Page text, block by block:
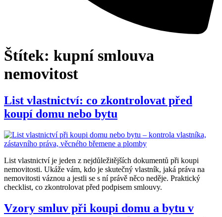
Štítek: kupní smlouva
nemovitost
List vlastnictví: co zkontrolovat před
koupí domu nebo bytu
List vlastnictví je jeden z nejdůležitějších dokumentů při koupi
nemovitosti. Ukáže vám, kdo je skutečný vlastník, jaká práva na
nemovitosti váznou a jestli se s ní právě něco neděje. Praktický
checklist, co zkontrolovat před podpisem smlouvy.
Vzory smluv při koupi domu a bytu v